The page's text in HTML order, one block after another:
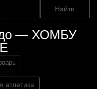
— ХОМБУ
атлетика